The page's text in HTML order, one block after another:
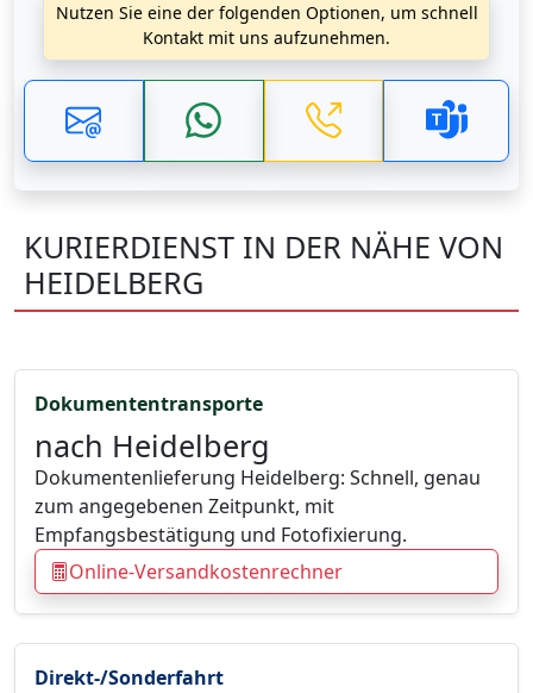
Nutzen Sie eine der folgenden Optionen, um schnell
Kontakt mit uns aufzunehmen.
KURIERDIENST IN DER NÄHE VON
HEIDELBERG
Direkt-/Sonderfahrt
Dokumententransporte
nach Heidelberg
Dokumentenlieferung Heidelberg: Schnell, genau
zum angegebenen Zeitpunkt, mit
Empfangsbestätigung und Fotofixierung.
Online-Versandkostenrechner